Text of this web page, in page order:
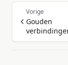
Vorige
Gouden